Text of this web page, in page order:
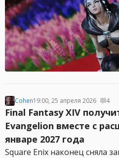
Cohen19:00, 25 апреля 2026 4
Final Fantasy XIV
Evangelion вместе с
январе 2027 года
Square Enix наконец сняла